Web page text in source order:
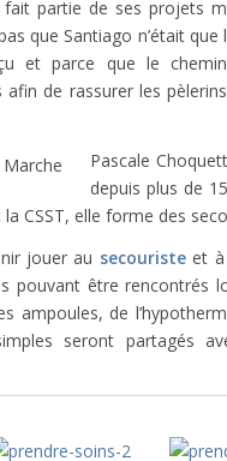
partie de ses projets
que Santiago n’était
et parce que le
afin de rassurer les
Pascale
depuis plus de
CSST, elle forme des
jouer au secouristeet à
pouvant être rencontrés
ampoules, de
seront partagés